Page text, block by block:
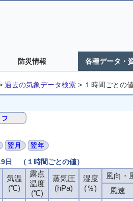
防災情報 各種データ・
過去の気象データ検索 > １時間ごとの
日 （１時間ごとの値）
気温
(℃)
露点
温度
(℃)
蒸気圧
(hPa)
湿度
(％)
風向・
風速